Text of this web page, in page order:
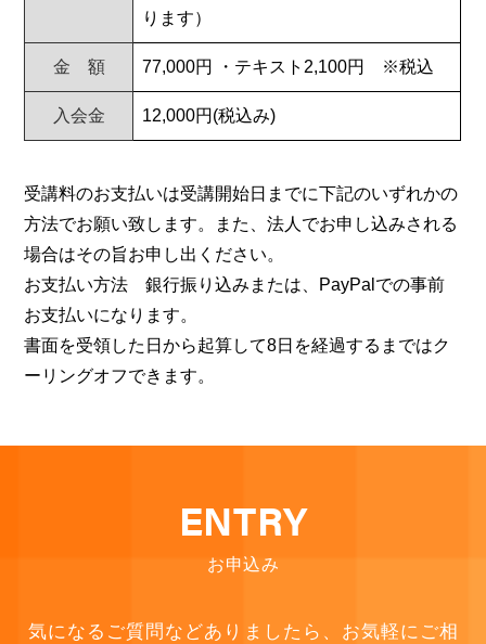
ります）
金 額 77,000円 ・テキスト2,100円 ※税込
入会金 12,000円(税込み)
受講料のお⽀払いは受講開始⽇までに下記のいずれかの
⽅法でお願い致します。また、法⼈でお申し込みされる
場合はその旨お申し出ください。
お⽀払い⽅法 銀⾏振り込みまたは、PayPalでの事前
お支払いになります。
書⾯を受領した⽇から起算して8⽇を経過するまではク
ーリングオフできます。
ENTRY
お申込み
気になるご質問などありましたら、お気軽にご相